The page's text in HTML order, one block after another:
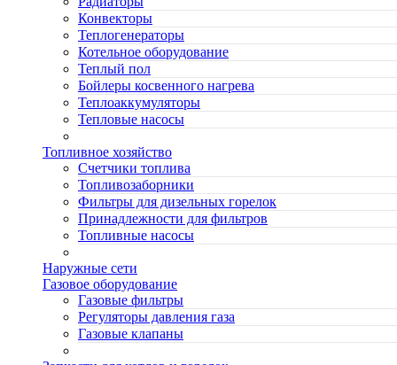
Конвекторы
Теплогенераторы
Котельное оборудование
Теплый пол
Бойлеры косвенного нагрева
Теплоаккумуляторы
Тепловые насосы
Топливное хозяйство
Счетчики топлива
Топливозаборники
Фильтры для дизельных горелок
Принадлежности для фильтров
Топливные насосы
Наружные сети
Газовое оборудование
Газовые фильтры
Регуляторы давления газа
Газовые клапаны